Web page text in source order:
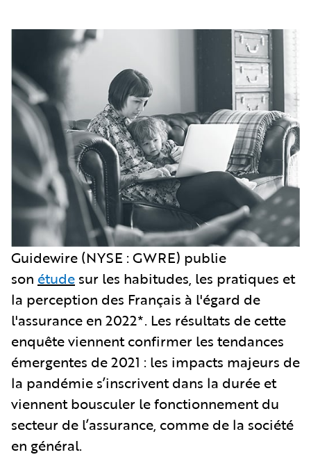
Guidewire (NYSE : GWRE) publie
son étude sur les habitudes, les pratiques et
la perception des Français à l'égard de
l'assurance en 2022*. Les résultats de cette
enquête viennent confirmer les tendances
émergentes de 2021 : les impacts majeurs de
la pandémie s’inscrivent dans la durée et
viennent bousculer le fonctionnement du
secteur de l’assurance, comme de la société
en général.